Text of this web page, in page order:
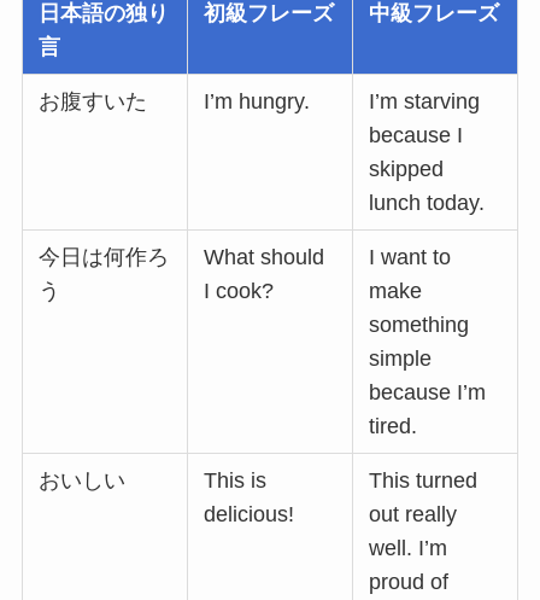
日本語の独り
言
初級フレーズ 中級フレーズ
お腹すいた I’m hungry.
I’m starving
because I
skipped
lunch today.
今日は何作ろ
う
What should
I cook?
I want to
make
something
simple
because I’m
tired.
おいしい
This is
delicious!
This turned
out really
well. I’m
proud of